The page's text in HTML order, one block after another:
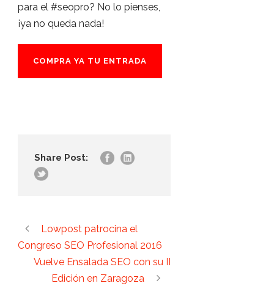
para el #seopro? No lo pienses,
¡ya no queda nada!
COMPRA YA TU ENTRADA
Share Post:
Lowpost patrocina el
Congreso SEO Profesional 2016
Vuelve Ensalada SEO con su II
Edición en Zaragoza